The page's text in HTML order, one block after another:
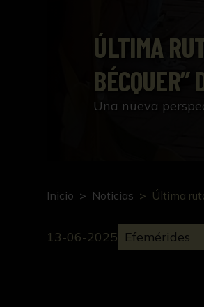
ÚLTIMA
BÉCQUER”
Una nueva
Inicio Noticias Última
13-06-2025 Efemérides